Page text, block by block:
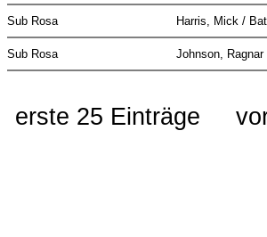
Sub Rosa Harris, Mick /
Sub Rosa Johnson,
erste 25 Einträge